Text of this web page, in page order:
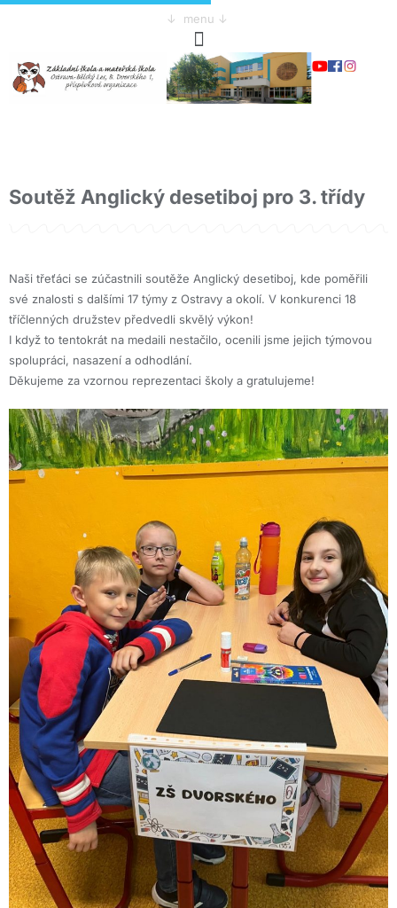
↓ menu ↓
Soutěž Anglický desetiboj pro 3. třídy
Naši třeťáci se zúčastnili soutěže Anglický desetiboj, kde poměřili
své znalosti s dalšími 17 týmy z Ostravy a okolí. V konkurenci 18
tříčlenných družstev předvedli skvělý výkon!
I když to tentokrát na medaili nestačilo, ocenili jsme jejich týmovou
spolupráci, nasazení a odhodlání.
Děkujeme za vzornou reprezentaci školy a gratulujeme!